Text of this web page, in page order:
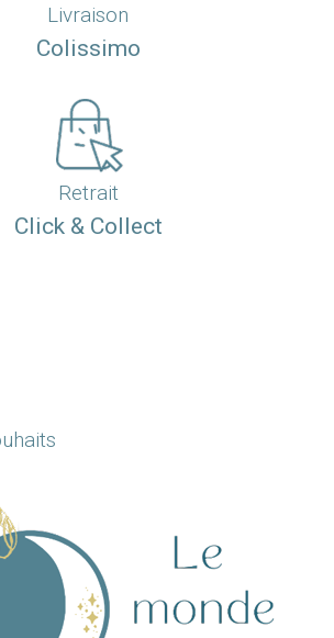
Livraison
Colissimo
Retrait
Click & Collect